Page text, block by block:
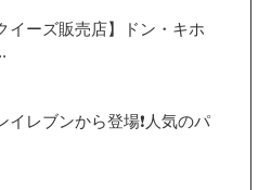
イーズ販売店】ドン・キホ
イレブンから登場❗️人気のパ